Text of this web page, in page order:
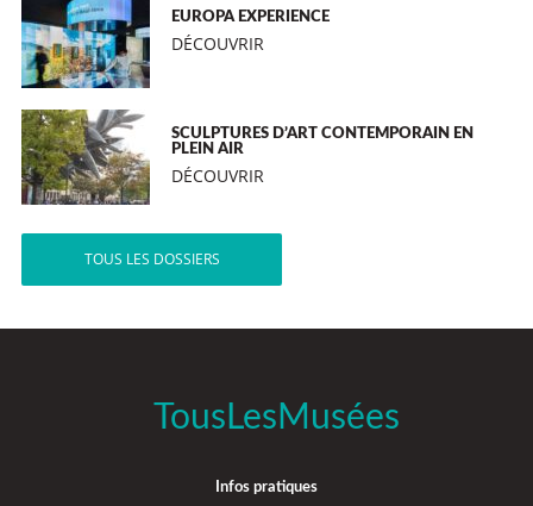
EUROPA EXPERIENCE
DÉCOUVRIR
SCULPTURES D’ART CONTEMPORAIN EN
PLEIN AIR
DÉCOUVRIR
TOUS LES DOSSIERS
TousLesMusées
Infos pratiques